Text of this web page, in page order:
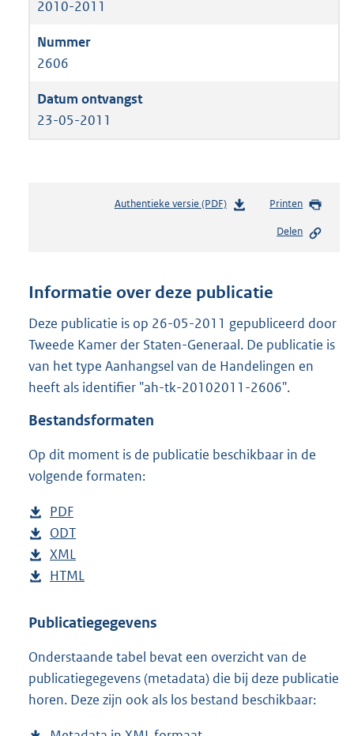
2010-2011
2606
23-05-2011
Authentieke versie (PDF)b
n
s
r
o
o
:
Printen
Delen
Informatie over deze publicatie
Deze publicatie is op 26-05-2011 gepubliceerd door
Tweede Kamer der Staten-Generaal. De publicatie is
van het type Aanhangsel van de Handelingen en
heeft als identifier "ah-tk-20102011-2606".
Bestandsformaten
Op dit moment is de publicatie beschikbaar in de
volgende formaten:
D
o
w
n
o
d
p
u
PDF
e
s
t
n
s
g
r
D
o
w
l
a
d
p
ODT
s
a
d
s
g
D
o
n
o
a
d
XML
e
t
n
d
s
D
w
l
o
a
HTML
s
a
n
d
Publicatiegegevens
Onderstaande tabel bevat een overzicht van de
publicatiegegevens (metadata) die bij deze publicatie
horen. Deze zijn ook als los bestand beschikbaar: